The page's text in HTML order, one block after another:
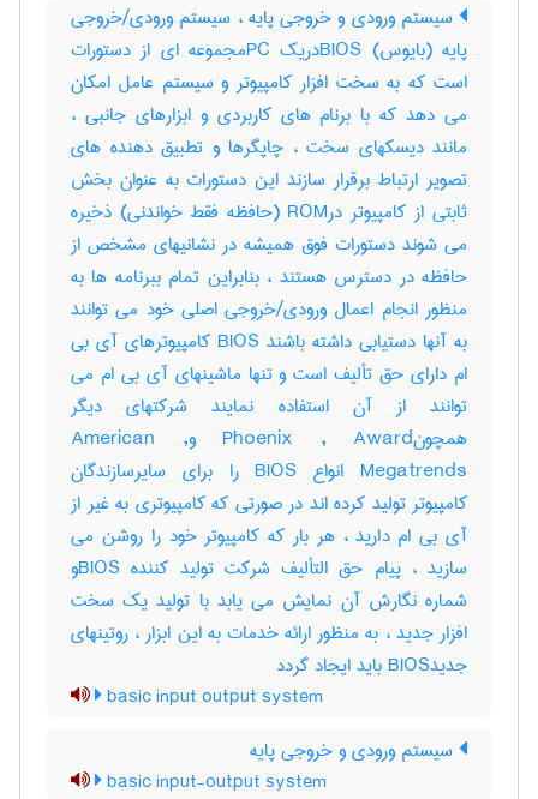
سیستم ورودی و خروجی پایه ، سیستم ورودی/خروجی
پایه (بایوس) BIOSدریک PCمجموعه ای از دستورات
است که به سخت افزار کامپیوتر و سیستم عامل امکان
می دهد که با برنام های کاربردی و ابزارهای جانبی ،
مانند دیسکهای سخت ، چاپگرها و تطبیق دهنده های
تصویر ارتباط برقرار سازند این دستورات به عنوان بخش
ثابتی از کامپیوتر درROM (حافظه فقط خواندنی) ذخیره
می شوند دستورات فوق همیشه در نشانیهای مشخص از
حافظه در دسترس هستند ، بنابراین تمام ببرنامه ها به
منظور انجام اعمال ورودی/خروجی اصلی خود می توانند
به آنها دستیابی داشته باشند BIOS کامپیوترهای آی بی
ام دارای حق تألیف است و تنها ماشینهای آی بی ام می
توانند از آن استفاده نمایند شرکتهای دیگر
همچونPhoenix , Award وAmerican ,
Megatrends انواع BIOS را برای سایرسازندگان
کامپیوتر تولید کرده اند در صورتی که کامپیوتری به غیر از
آی بی ام دارید ، هر بار که کامپیوتر خود را روشن می
سازید ، پیام حق التألیف شرکت تولید کننده BIOSو
شماره نگارش آن نمایش می یابد با تولید یک سخت
افزار جدید ، به منظور ارائه خدمات به این ابزار ، روتینهای
جدیدBIOS باید ایجاد گردد
basic input output system
سیستم ورودی و خروجی پایه
basic input-output system